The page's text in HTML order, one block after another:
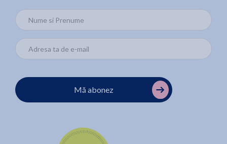
Mă abonez